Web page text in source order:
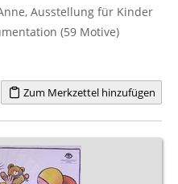
Ausstellung für Kinder
(59 Motive)
Zum Merkzettel hinzufügen